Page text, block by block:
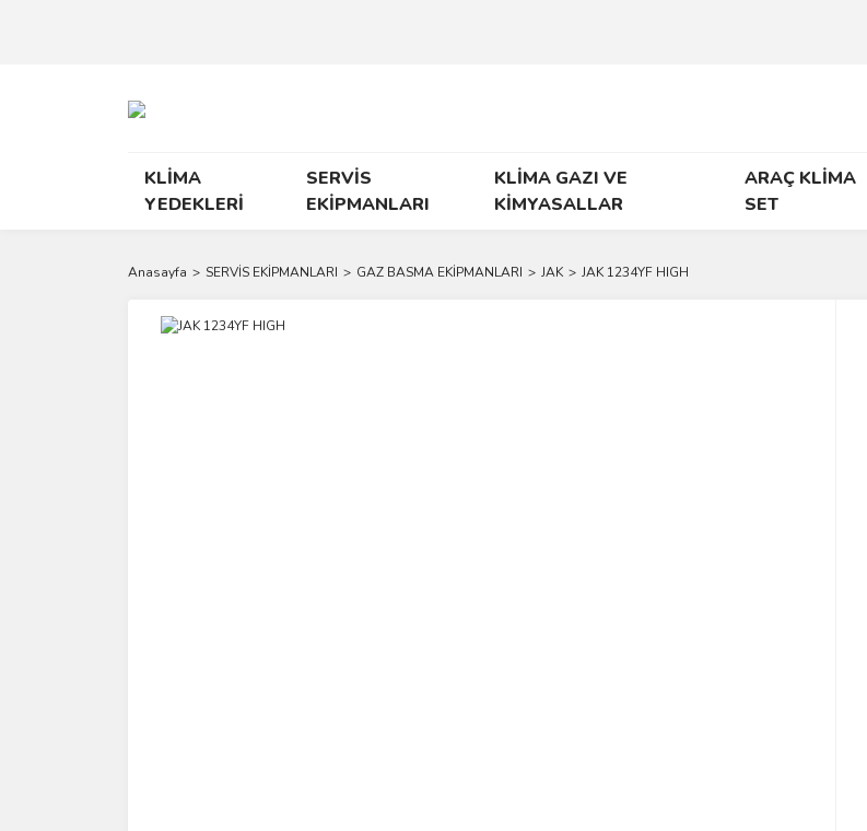
KLİMA
YEDEKLERİ
SERVİS
EKİPMANLARI
KLİMA GAZI VE
KİMYASALLAR
ARAÇ KLİMA
SET
Anasayfa SERVİS EKİPMANLARI GAZ BASMA EKİPMANLARI JAK JAK 1234YF HIGH